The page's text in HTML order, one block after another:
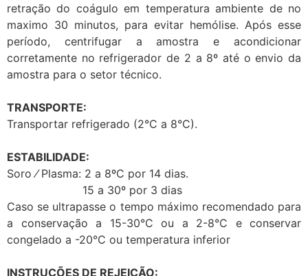
retração do coágulo em temperatura ambiente de no
maximo 30 minutos, para evitar hemólise. Após esse
período, centrifugar a amostra e acondicionar
corretamente no refrigerador de 2 a 8º até o envio da
amostra para o setor técnico.
TRANSPORTE:
Transportar refrigerado (2°C a 8°C).
ESTABILIDADE:
Soro ⁄ Plasma: 2 a 8ºC por 14 dias.
15 a 30º por 3 dias
Caso se ultrapasse o tempo máximo recomendado para
a conservação a 15-30°C ou a 2-8°C e conservar
congelado a -20°C ou temperatura inferior
INSTRUÇÕES DE REJEIÇÃO: